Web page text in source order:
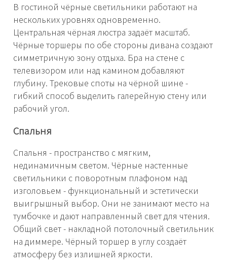
В гостиной чёрные светильники работают на
нескольких уровнях одновременно.
Центральная чёрная люстра задаёт масштаб.
Чёрные торшеры по обе стороны дивана создают
симметричную зону отдыха. Бра на стене с
телевизором или над камином добавляют
глубину. Трековые споты на чёрной шине -
гибкий способ выделить галерейную стену или
рабочий угол.
Спальня
Спальня - пространство с мягким,
нединамичным светом. Чёрные настенные
светильники с поворотным плафоном над
изголовьем - функциональный и эстетически
выигрышный выбор. Они не занимают место на
тумбочке и дают направленный свет для чтения.
Общий свет - накладной потолочный светильник
на диммере. Чёрный торшер в углу создаёт
атмосферу без излишней яркости.